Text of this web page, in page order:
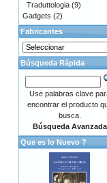
Traduttologia (9)
Gadgets (2)
Fabricantes
Búsqueda Rápida
Use palabras clave
encontrar el producto
busca.
Búsqueda Avanzada
Que es lo Nuevo ?